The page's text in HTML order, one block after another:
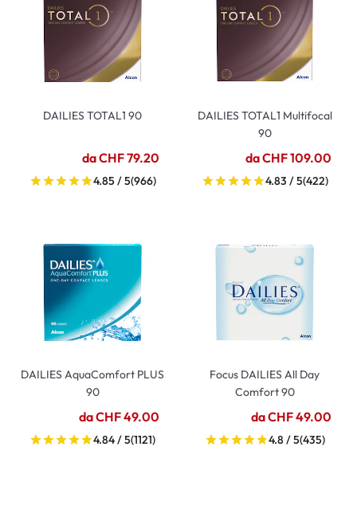
DAILIES TOTAL1 90
da CHF 79.20
4.85 / 5(966)
DAILIES TOTAL1 Multifocal
90
da CHF 109.00
4.83 / 5(422)
DAILIES AquaComfort PLUS
90
da CHF 49.00
4.84 / 5(1121)
Focus DAILIES All Day
Comfort 90
da CHF 49.00
4.8 / 5(435)